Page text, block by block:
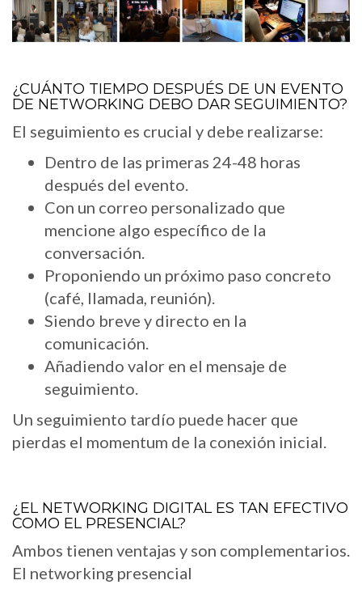
¿CUÁNTO TIEMPO DESPUÉS DE UN EVENTO
DE NETWORKING DEBO DAR SEGUIMIENTO?
El seguimiento es crucial y debe realizarse:
Dentro de las primeras 24-48 horas
después del evento.
Con un correo personalizado que
mencione algo específico de la
conversación.
Proponiendo un próximo paso concreto
(café, llamada, reunión).
Siendo breve y directo en la
comunicación.
Añadiendo valor en el mensaje de
seguimiento.
Un seguimiento tardío puede hacer que
pierdas el momentum de la conexión inicial.
¿EL NETWORKING DIGITAL ES TAN EFECTIVO
COMO EL PRESENCIAL?
Ambos tienen ventajas y son complementarios.
El networking presencial